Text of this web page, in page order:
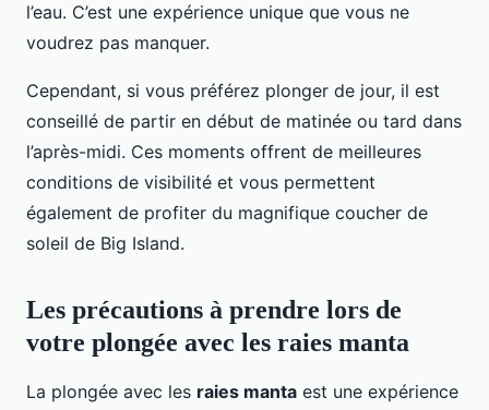
l’eau. C’est une expérience unique que vous ne
voudrez pas manquer.
Cependant, si vous préférez plonger de jour, il est
conseillé de partir en début de matinée ou tard dans
l’après-midi. Ces moments offrent de meilleures
conditions de visibilité et vous permettent
également de profiter du magnifique coucher de
soleil de Big Island.
Les précautions à prendre lors de
votre plongée avec les raies manta
La plongée avec les raies manta est une expérience